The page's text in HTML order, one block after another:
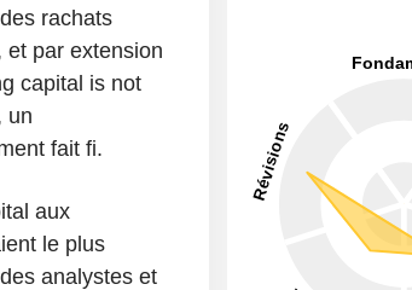
rachats
et par extension
capital is not
un
fait fi.
aux
le plus
analystes et